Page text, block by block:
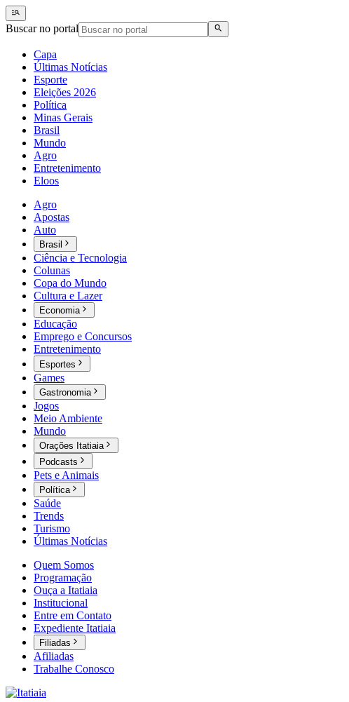
Buscar no portal
Capa
Últimas Notícias
Esporte
Eleições 2026
Política
Minas Gerais
Brasil
Mundo
Agro
Entretenimento
Eloos
Agro
Apostas
Auto
Brasil
Ciência e Tecnologia
Colunas
Copa do Mundo
Cultura e Lazer
Economia
Educação
Emprego e Concursos
Entretenimento
Esportes
Games
Gastronomia
Jogos
Meio Ambiente
Mundo
Orações Itatiaia
Podcasts
Pets e Animais
Política
Saúde
Trends
Turismo
Últimas Notícias
Quem Somos
Programação
Ouça a Itatiaia
Institucional
Entre em Contato
Expediente Itatiaia
Filiadas
Afiliadas
Trabalhe Conosco